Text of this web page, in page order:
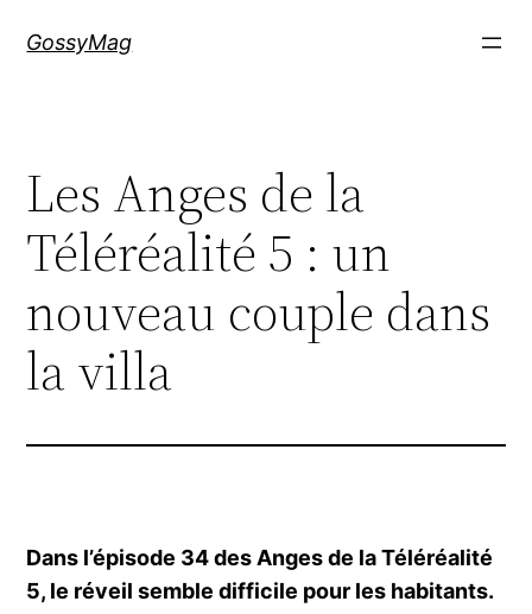
GossyMag
Les Anges de la
Téléréalité 5 : un
nouveau couple dans
la villa
Dans l’épisode 34 des Anges de la Téléréalité
5, le réveil semble difficile pour les habitants.